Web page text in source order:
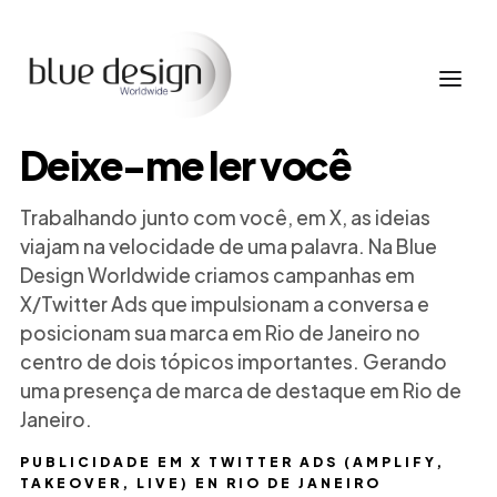
PUBLICIDADE EM X TWITTER ADS (AMPLIFY,
TAKEOVER, LIVE) EN RIO DE JANEIRO
Deixe-me ler você
Trabalhando junto com você, em X, as ideias
viajam na velocidade de uma palavra. Na Blue
Design Worldwide criamos campanhas em
X/Twitter Ads que impulsionam a conversa e
posicionam sua marca em Rio de Janeiro no
centro de dois tópicos importantes. Gerando
uma presença de marca de destaque em Rio de
Janeiro.